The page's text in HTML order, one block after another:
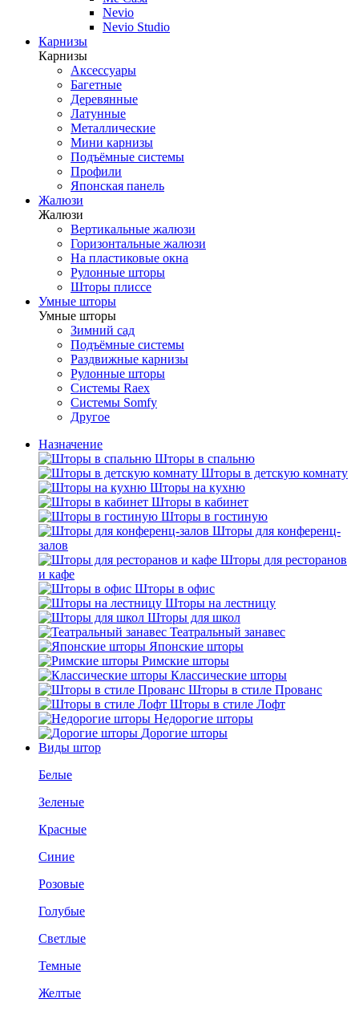
Nevio
Nevio Studio
Карнизы
Карнизы
Аксессуары
Багетные
Деревянные
Латунные
Металлические
Мини карнизы
Подъёмные системы
Профили
Японская панель
Жалюзи
Жалюзи
Вертикальные жалюзи
Горизонтальные жалюзи
На пластиковые окна
Рулонные шторы
Шторы плиссе
Умные шторы
Умные шторы
Зимний сад
Подъёмные системы
Раздвижные карнизы
Рулонные шторы
Системы Raex
Системы Somfy
Другое
Назначение
Шторы в спальню
Шторы в детскую комнату
Шторы на кухню
Шторы в кабинет
Шторы в гостиную
Шторы для конференц-
залов
Шторы для ресторанов
и кафе
Шторы в офис
Шторы на лестницу
Шторы для школ
Театральный занавес
Японские шторы
Римские шторы
Классические шторы
Шторы в стиле Прованс
Шторы в стиле Лофт
Недорогие шторы
Дорогие шторы
Виды штор
Белые
Зеленые
Красные
Синие
Розовые
Голубые
Светлые
Темные
Желтые